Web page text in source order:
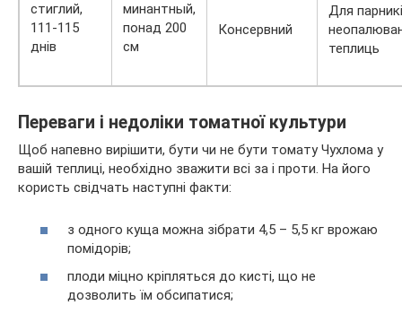
стиглий,
111-115
днів
минантный,
понад 200
см
Консервний
Для
теплиць
Переваги і недоліки томатної культури
Щоб напевно вирішити, бути чи не бути томату Чухлома у
вашій теплиці, необхідно зважити всі за і проти. На його
користь свідчать наступні факти:
з одного куща можна зібрати 4,5 – 5,5 кг врожаю
помідорів;
плоди міцно кріпляться до кисті, що не
дозволить їм обсипатися;